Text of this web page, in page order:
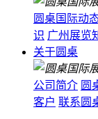
圆桌国际动
识 广州展览
关于圆桌
公司简介 圆
客户 联系圆